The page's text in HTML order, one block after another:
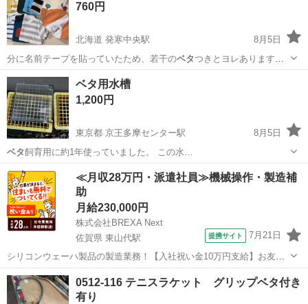
760円
北海道 発寒中央駅
8月5日
分に名前テープを貼っていたため、若干のベタつきとヨレあります。
ご理解のある方…
北海道 札幌市 発寒中央駅
ベタ用水槽
1,200円
東京都 京王多摩センター駅
8月5日
ベタ飼育用に約1年使っていました。 この水…
東京 多摩市 京王多摩センター駅 その他 ベタ
≪月収28万円・派遣社員≫機械操作・製造補
助
月給230,000円
株式会社BREXA Next
佐賀県 東山代駅
提携サイト 7月21日
シリコンウェーハ製品の製造業務！【入社祝い金10万円支給】お友達
やカップルとの応募OK◎年間休日129日＆休出なしでプライベート充
実♪業務はクリーンルームで快適作業◎自社正社員登用制度あり★1食
300円～の格安食堂あり！《佐...
佐賀 伊万里市
0512-116 テニスラケット グリップベタ付き
有り